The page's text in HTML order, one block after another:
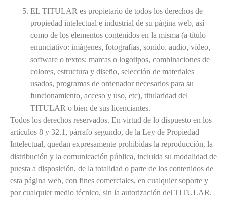
EL TITULAR es propietario de todos los derechos de
propiedad intelectual e industrial de su página web, así
como de los elementos contenidos en la misma (a título
enunciativo: imágenes, fotografías, sonido, audio, vídeo,
software o textos; marcas o logotipos, combinaciones de
colores, estructura y diseño, selección de materiales
usados, programas de ordenador necesarios para su
funcionamiento, acceso y uso, etc), titularidad del
TITULAR o bien de sus licenciantes.
Todos los derechos reservados. En virtud de lo dispuesto en los
artículos 8 y 32.1, párrafo segundo, de la Ley de Propiedad
Intelectual, quedan expresamente prohibidas la reproducción, la
distribución y la comunicación pública, incluida su modalidad de
puesta a disposición, de la totalidad o parte de los contenidos de
esta página web, con fines comerciales, en cualquier soporte y
por cualquier medio técnico, sin la autorización del TITULAR.